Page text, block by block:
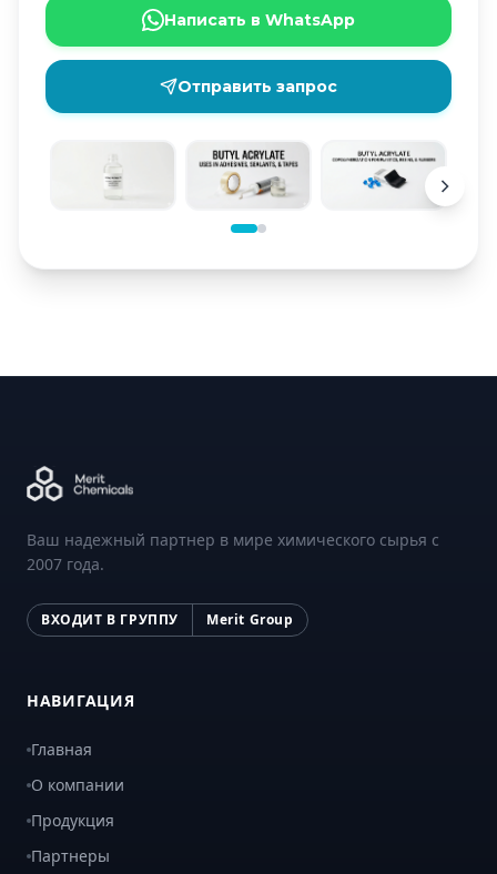
Написать в WhatsApp
Отправить запрос
Ваш надежный партнер в мире химического сырья с
2007 года.
ВХОДИТ В ГРУППУ Merit Group
НАВИГАЦИЯ
Главная
О компании
Продукция
Партнеры